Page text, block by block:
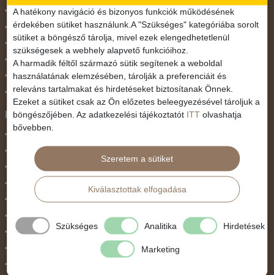
November 1.
Október 23.
Pünkösdi utazás
Szilveszter
Tavaszi szünet
Valentin nap
Programtípus
Belépőjegy
Egyéni út
Egzotikus út
Fesztiválok
Golfút
Gyalogtúra
A hatékony navigáció és bizonyos funkciók működésének
érdekében sütiket használunk.A "Szükséges" kategóriába sorolt
sütiket a böngésző tárolja, mivel ezek elengedhetetlenül
szükségesek a webhely alapvető funkcióihoz.
A harmadik féltől származó sütik segítenek a weboldal
használatának elemzésében, tárolják a preferenciáit és
releváns tartalmakat és hirdetéseket biztosítanak Önnek.
Ezeket a sütiket csak az Ön előzetes beleegyezésével tároljuk a
böngészőjében. Az adatkezelési tájékoztatót ITT olvashatja
bővebben.
Szeretem a sütiket
Kiválasztottak elfogadása
Szükséges Analitika Hirdetések
Marketing